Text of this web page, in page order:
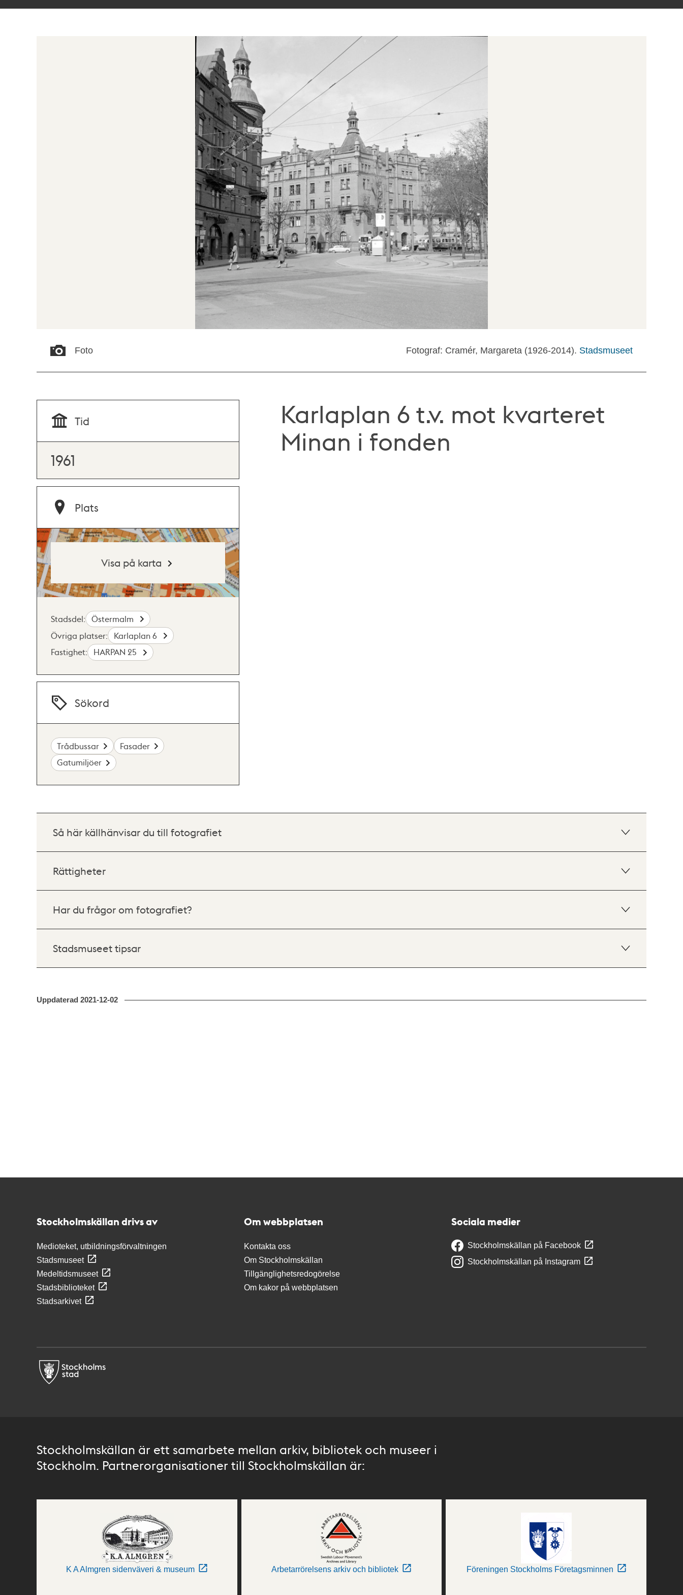
Foto Fotograf: Cramér, Margareta (1926-2014). Stadsmuseet
Karlaplan 6 t.v. mot kvarteret
Minan i fonden
Tid
1961
Plats
Visa på karta
Stadsdel:
Östermalm
Övriga platser:
Karlaplan 6
Fastighet:
HARPAN 25
Sökord
Trådbussar
Fasader
Gatumiljöer
Så här källhänvisar du till fotografiet
Rättigheter
Har du frågor om fotografiet?
Stadsmuseet tipsar
Uppdaterad 2021-12-02
Stockholmskällan drivs av
Medioteket, utbildningsförvaltningen
Stadsmuseet
Medeltidsmuseet
Stadsbiblioteket
Stadsarkivet
Om webbplatsen
Kontakta oss
Om Stockholmskällan
Tillgänglighetsredogörelse
Om kakor på webbplatsen
Sociala medier
Stockholmskällan på Facebook
Stockholmskällan på Instagram
Stockholmskällan är ett samarbete mellan arkiv, bibliotek och museer i
Stockholm. Partnerorganisationer till Stockholmskällan är:
K A Almgren sidenväveri & museum Arbetarrörelsens arkiv och bibliotek Föreningen Stockholms Företagsminnen